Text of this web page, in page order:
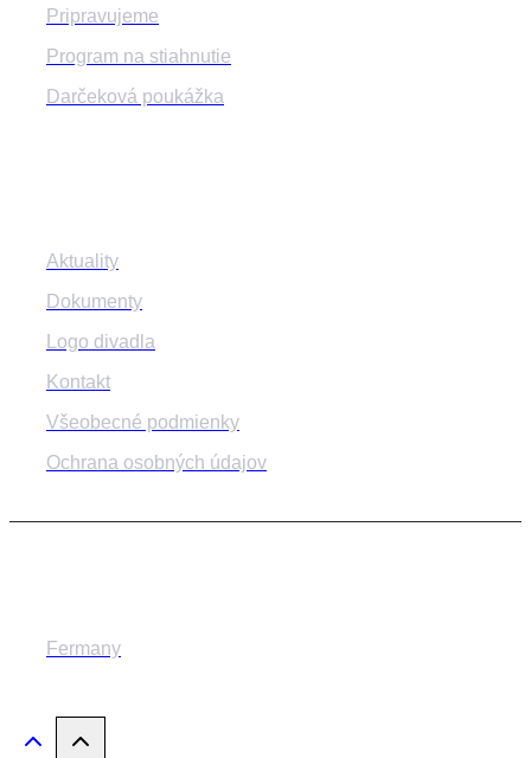
Pripravujeme
Program na stiahnutie
Darčeková poukážka
Aktuality
Dokumenty
Logo divadla
Kontakt
Všeobecné podmienky
Ochrana osobných údajov
Fermany